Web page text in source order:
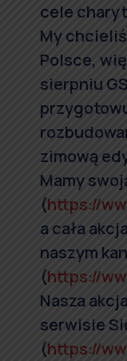
cele
My
Polsce,
sierpniu
zimową
Mamy
(https://
a cała
naszym
(https://
Nasza
serwisie
(https://